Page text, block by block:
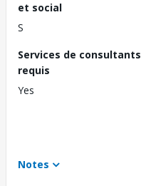
et social
S
Services de consultants
requis
Yes
Notes